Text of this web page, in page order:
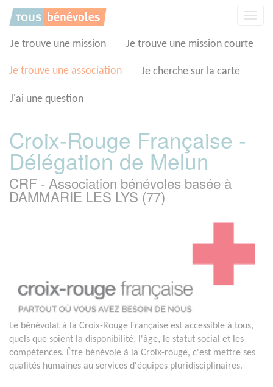
Je trouve une mission Je trouve une mission courte
Je trouve une association Je cherche sur la carte
J'ai une question
Croix-Rouge Française -
Délégation de Melun
CRF - Association bénévoles basée à
DAMMARIE LES LYS (77)
Le bénévolat à la Croix-Rouge Française est accessible à tous,
quels que soient la disponibilité, l'âge, le statut social et les
compétences. Être bénévole à la Croix-rouge, c'est mettre ses
qualités humaines au services d'équipes pluridisciplinaires.
Panneau de gestion des cookies